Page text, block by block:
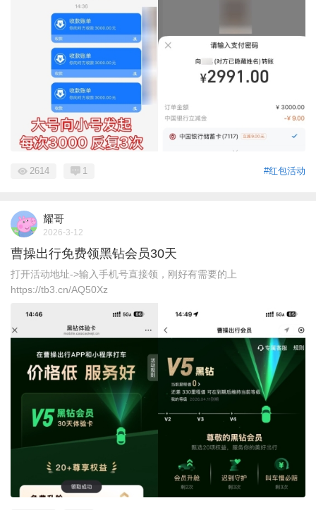
#红包活动
2614 1
耀哥
2026-3-12
曹操出行免费领黑钻会员30天
打开活动地址->输入手机号直接领，刚好有需要的上
https://tb3.cn/AQ50Xz